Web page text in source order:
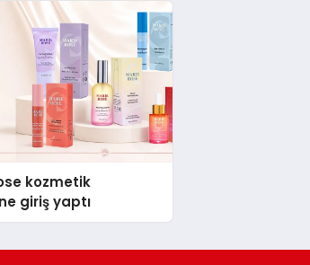
kozmetik
giriş yaptı